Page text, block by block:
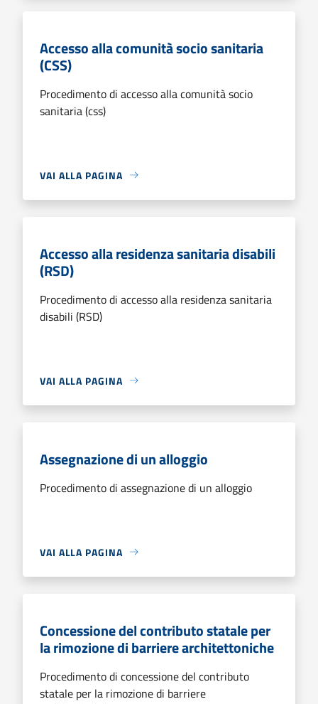
Accesso alla comunità socio sanitaria
(CSS)
Procedimento di accesso alla comunità socio
sanitaria (css)
VAI ALLA PAGINA
Accesso alla residenza sanitaria disabili
(RSD)
Procedimento di accesso alla residenza sanitaria
disabili (RSD)
VAI ALLA PAGINA
Assegnazione di un alloggio
Procedimento di assegnazione di un alloggio
VAI ALLA PAGINA
Concessione del contributo statale per
la rimozione di barriere architettoniche
Procedimento di concessione del contributo
statale per la rimozione di barriere